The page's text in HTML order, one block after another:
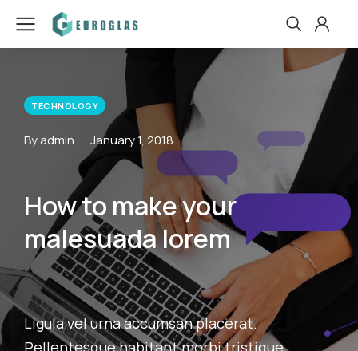
TECHNOLOGY
By admin January 1, 2018
How to make your
malesuada lorem
Ligula vel urna accumsan placerat.
Pellentesque habitant morbi tristique